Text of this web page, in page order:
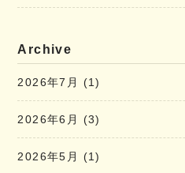
Archive
2026年7月 (1)
2026年6月 (3)
2026年5月 (1)